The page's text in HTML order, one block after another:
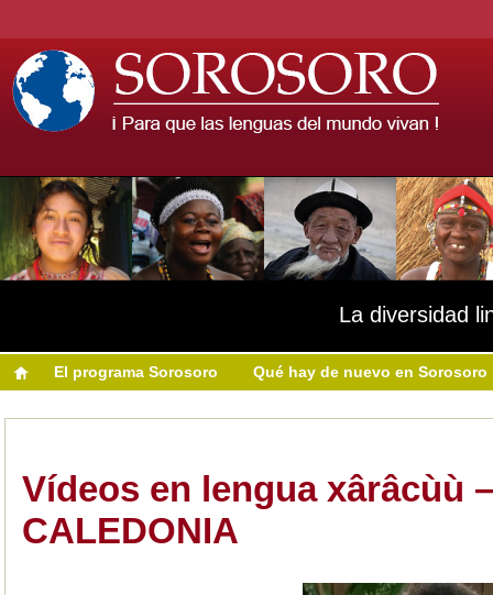
La diversidad
El programa Sorosoro Qué hay de nuevo en Sorosoro
Vídeos en lengua xârâcùù
CALEDONIA